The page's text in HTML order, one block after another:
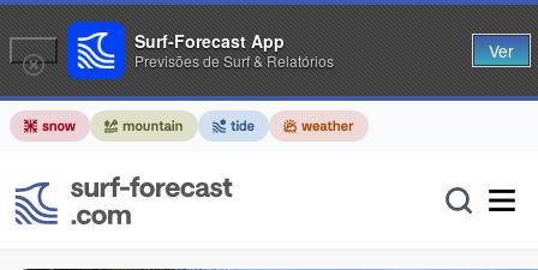
Surf-Forecast App
Previsões de Surf & Relatórios Ver